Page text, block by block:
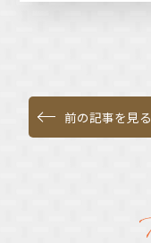
前の記事を見る